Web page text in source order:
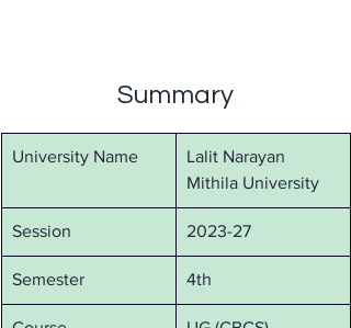
Summary
University Name
Lalit Narayan
Mithila University
Session 2023-27
Semester 4th